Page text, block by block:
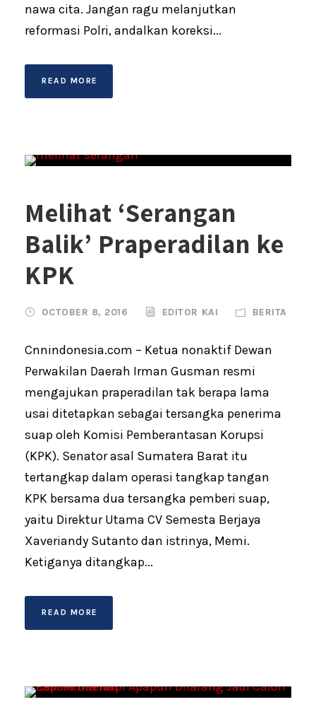
nawa cita. Jangan ragu melanjutkan
reformasi Polri, andalkan koreksi...
READ MORE
Melihat ‘Serangan
Balik’ Praperadilan ke
KPK
OCTOBER 8, 2016 EDITOR KAI BERITA
Cnnindonesia.com – Ketua nonaktif Dewan
Perwakilan Daerah Irman Gusman resmi
mengajukan praperadilan tak berapa lama
usai ditetapkan sebagai tersangka penerima
suap oleh Komisi Pemberantasan Korupsi
(KPK). Senator asal Sumatera Barat itu
tertangkap dalam operasi tangkap tangan
KPK bersama dua tersangka pemberi suap,
yaitu Direktur Utama CV Semesta Berjaya
Xaveriandy Sutanto dan istrinya, Memi.
Ketiganya ditangkap...
READ MORE